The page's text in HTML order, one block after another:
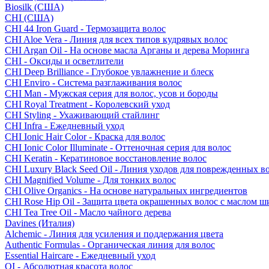
Biosilk (США)
CHI (США)
CHI 44 Iron Guard - Термозащита волос
CHI Aloe Vera - Линия для всех типов кудрявых волос
CHI Argan Oil - На основе масла Арганы и дерева Моринга
CHI - Оксиды и осветлители
CHI Deep Brilliance - Глубокое увлажнение и блеск
CHI Enviro - Система разглаживания волос
CHI Man - Мужская серия для волос, усов и бороды
CHI Royal Treatment - Королевский уход
CHI Styling - Ухаживающий стайлинг
CHI Infra - Ежедневный уход
CHI Ionic Hair Color - Краска для волос
CHI Ionic Color Illuminate - Оттеночная серия для волос
CHI Keratin - Кератиновое восстановление волос
CHI Luxury Black Seed Oil - Линия уходов для поврежденных
CHI Magnified Volume - Для тонких волос
CHI Olive Organics - На основе натуральных ингредиентов
CHI Rose Hip Oil - Защита цвета окрашенных волос с маслом
CHI Tea Tree Oil - Масло чайного дерева
Davines (Италия)
Alchemic - Линия для усиления и поддержания цвета
Authentic Formulas - Органическая линия для волос
Essential Haircare - Eжедневный уход
OI - Абсолютная красота волос